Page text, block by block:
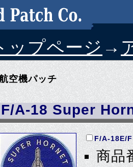
ップページ →
空機パッチ
F/A-18 Super
F/A-18E/F
商品